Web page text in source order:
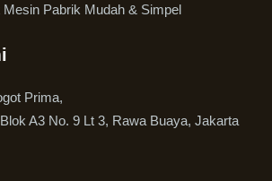
Mesin Pabrik Mudah & Simpel
Prima,
A3 No. 9 Lt 3, Rawa Buaya, Jakarta